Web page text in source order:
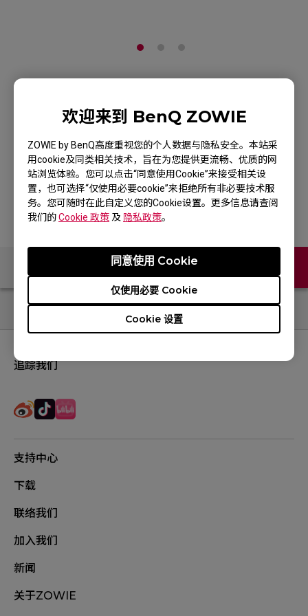
欢迎来到 BenQ ZOWIE
ZOWIE by BenQ高度重视您的个人数据与隐私安全。本站采
用cookie及同类相关技术，旨在为您提供更流畅、优质的网
站浏览体验。您可以点击“同意使用Cookie”来接受相关设
置，也可选择“仅使用必要cookie”来拒绝所有非必要技术服
务。您可随时在此自定义您的Cookie设置。更多信息请查阅
我们的Cookie 政策 及 隐私政策。
Cookie 设置
仅使用必要 Cookie
同意使用 Cookie
ZOWIE Skatez-Type C
EC系列电竞鼠标专用脚贴
白色版本(滑顺移动感)
产品页
追踪我们
支持中心
下载
联络我们
加入我们
新闻
关于ZOWIE